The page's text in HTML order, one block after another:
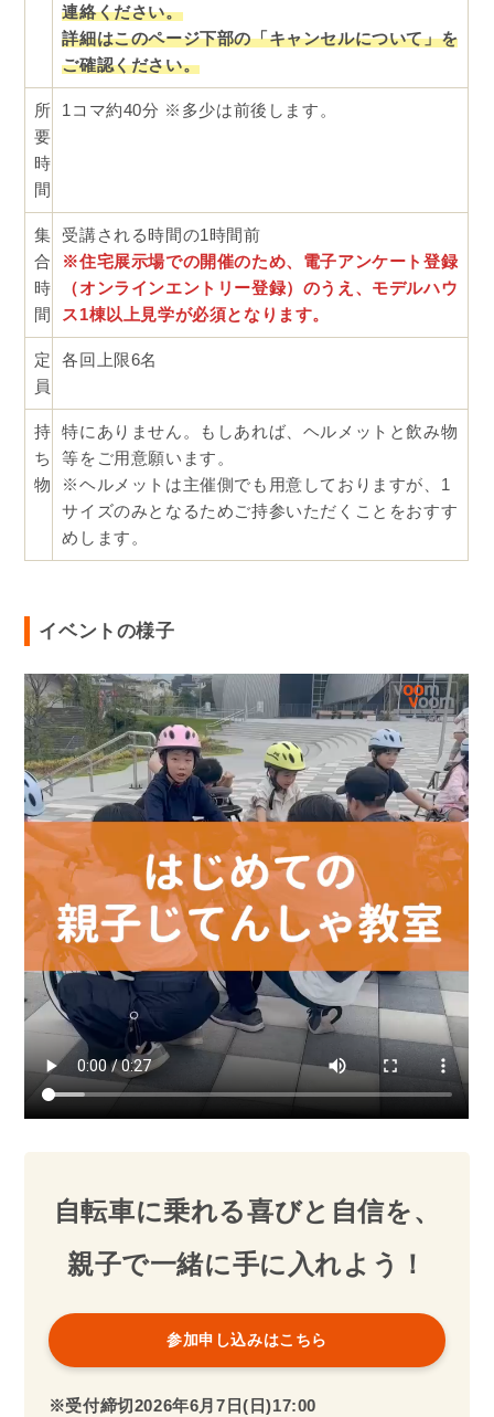
連絡ください。
詳細はこのページ下部の「キャンセルについて」を
ご確認ください。
所
要
時
間
1コマ約40分 ※多少は前後します。
集
合
時
間
受講される時間の1時間前
※住宅展示場での開催のため、電子アンケート登録
（オンラインエントリー登録）のうえ、モデルハウ
ス1棟以上見学が必須となります。
定
員
各回上限6名
持
ち
物
特にありません。もしあれば、ヘルメットと飲み物
等をご用意願います。
※ヘルメットは主催側でも用意しておりますが、1
サイズのみとなるためご持参いただくことをおすす
めします。
イベントの様子
自転車に乗れる喜びと自信を、
親子で一緒に手に入れよう！
参加申し込みはこちら
※受付締切2026年6月7日(日)17:00